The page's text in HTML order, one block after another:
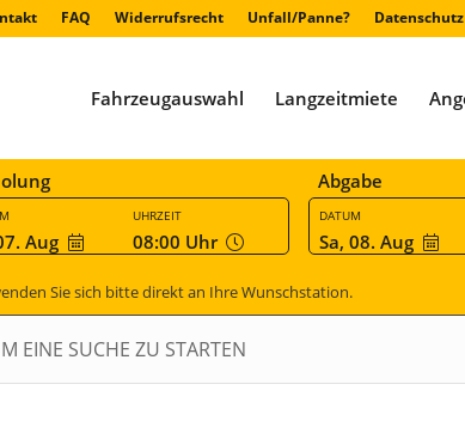
FAQ Widerrufsrecht Unfall/Panne? Datenschutz
Fahrzeugauswahl Langzeitmiete
Aug
UHRZEIT
08:00 Uhr
Abgabe
DATUM
Sa, 08. Aug
Sie sich bitte direkt an Ihre Wunschstation.
EINE SUCHE ZU STARTEN